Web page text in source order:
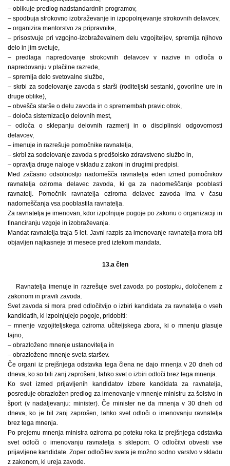
– oblikuje predlog nadstandardnih programov,
– spodbuja strokovno izobraževanje in izpopolnjevanje strokovnih delavcev,
– organizira mentorstvo za pripravnike,
– prisostvuje pri vzgojno-izobraževalnem delu vzgojiteljev, spremlja njihovo
delo in jim svetuje,
– predlaga napredovanje strokovnih delavcev v nazive in odloča o
napredovanju v plačilne razrede,
– spremlja delo svetovalne službe,
– skrbi za sodelovanje zavoda s starši (roditeljski sestanki, govorilne ure in
druge oblike),
– obvešča starše o delu zavoda in o spremembah pravic otrok,
– določa sistemizacijo delovnih mest,
– odloča o sklepanju delovnih razmerij in o disciplinski odgovornosti
delavcev,
– imenuje in razrešuje pomočnike ravnatelja,
– skrbi za sodelovanje zavoda s predšolsko zdravstveno službo in,
– opravlja druge naloge v skladu z zakoni in drugimi predpisi.
Med začasno odsotnostjo nadomešča ravnatelja eden izmed pomočnikov
ravnatelja oziroma delavec zavoda, ki ga za nadomeščanje pooblasti
ravnatelj. Pomočnik ravnatelja oziroma delavec zavoda ima v času
nadomeščanja vsa pooblastila ravnatelja.
Za ravnatelja je imenovan, kdor izpolnjuje pogoje po zakonu o organizaciji in
financiranju vzgoje in izobraževanja.
Mandat ravnatelja traja 5 let. Javni razpis za imenovanje ravnatelja mora biti
objavljen najkasneje tri mesece pred iztekom mandata.
13.a člen
Ravnatelja imenuje in razrešuje svet zavoda po postopku, določenem z
zakonom in pravili zavoda.
Svet zavoda si mora pred odločitvijo o izbiri kandidata za ravnatelja o vseh
kandidatih, ki izpolnjujejo pogoje, pridobiti:
– mnenje vzgojiteljskega oziroma učiteljskega zbora, ki o mnenju glasuje
tajno,
– obrazloženo mnenje ustanovitelja in
– obrazloženo mnenje sveta staršev.
Če organi iz prejšnjega odstavka tega člena ne dajo mnenja v 20 dneh od
dneva, ko so bili zanj zaprošeni, lahko svet o izbiri odloči brez tega mnenja.
Ko svet izmed prijavljenih kandidatov izbere kandidata za ravnatelja,
posreduje obrazložen predlog za imenovanje v mnenje ministru za šolstvo in
šport (v nadaljevanju: minister). Če minister ne da mnenja v 30 dneh od
dneva, ko je bil zanj zaprošen, lahko svet odloči o imenovanju ravnatelja
brez tega mnenja.
Po prejemu mnenja ministra oziroma po poteku roka iz prejšnjega odstavka
svet odloči o imenovanju ravnatelja s sklepom. O odločitvi obvesti vse
prijavljene kandidate. Zoper odločitev sveta je možno sodno varstvo v skladu
z zakonom, ki ureja zavode.